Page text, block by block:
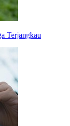
Terjangkau